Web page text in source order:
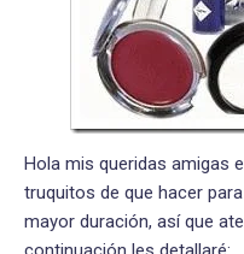
Hola mis queridas amigas
truquitos de que hacer
mayor duración, así que